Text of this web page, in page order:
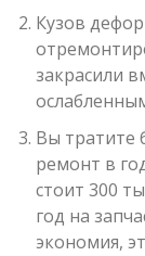
Кузов
закрасили
Вы тратите
ремонт в
стоит 300
год на
экономия,